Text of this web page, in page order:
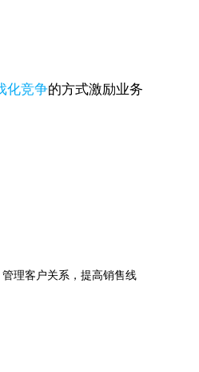
化竞争的方式激励业务
理客户关系，提高销售线